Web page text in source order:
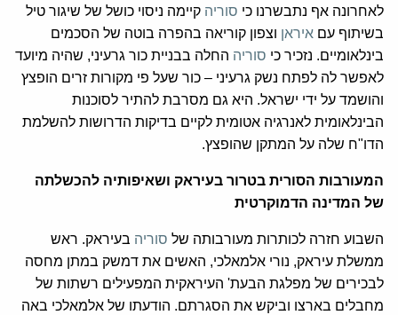
לאחרונה אף נתבשרנו כי סוריה קיימה ניסוי כושל של שיגור טיל
בשיתוף עם איראן וצפון קוריאה בהפרה בוטה של הסכמים
בינלאומיים. נזכיר כי סוריה החלה בבניית כור גרעיני, שהיה מיועד
לאפשר לה לפתח נשק גרעיני – כור שעל פי מקורות זרים הופצץ
והושמד על ידי ישראל. היא גם מסרבת להתיר לסוכנות
הבינלאומית לאנרגיה אטומית לקיים בדיקות הדרושות להשלמת
הדו"ח שלה על המתקן שהופצץ.
המעורבות הסורית בטרור בעיראק ושאיפותיה להכשלתה
של המדינה הדמוקרטית
השבוע חזרה לכותרות מעורבותה של סוריה בעיראק. ראש
ממשלת עיראק, נורי אלמאלכי, האשים את דמשק במתן מחסה
לבכירים של מפלגת הבעת' העיראקית המפעילים רשתות של
מחבלים בארצו וביקש את הסגרתם. הודעתו של אלמאלכי באה